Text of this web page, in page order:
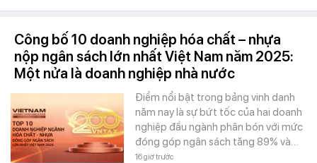
Công bố 10 doanh nghiệp hóa chất – nhựa
nộp ngân sách lớn nhất Việt Nam năm 2025:
Một nửa là doanh nghiệp nhà nước
Điểm nổi bật trong bảng vinh danh
năm nay là sự bứt tốc của hai doanh
nghiệp đầu ngành phân bón với mức
đóng góp ngân sách tăng 89% và…
16 giờ trước